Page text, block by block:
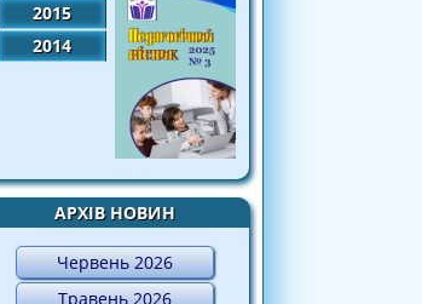
2015
2014
АРХІВ НОВИН
Червень 2026
Травень 2026